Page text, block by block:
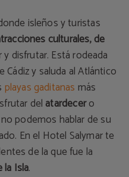
isleños y turistas
culturales, de
disfrutar. Está rodeada
Cádiz y saluda al Atlántico
playas gaditanas más
del atardecero
podemos hablar de su
En el Hotel Salymar te
de la que fue la
la Isla.